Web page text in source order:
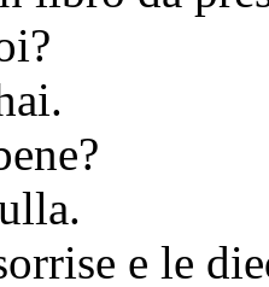
e le